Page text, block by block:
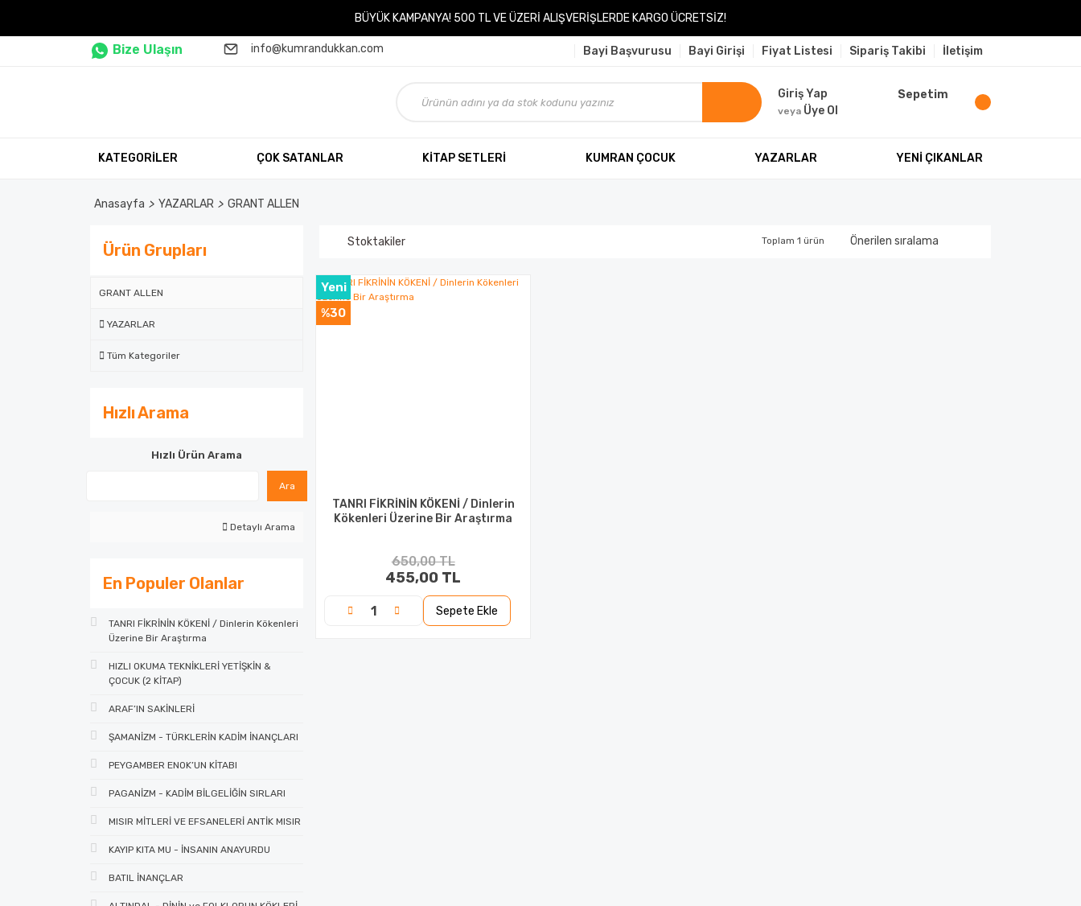
BÜYÜK KAMPANYA! 500 TL VE ÜZERİ ALIŞVERİŞLERDE KARGO ÜCRETSİZ!
Bize Ulaşın info@kumrandukkan.com Bayi Başvurusu Bayi Girişi Fiyat Listesi Sipariş Takibi İletişim
Giriş Yap
veya Üye Ol
Sepetim
KATEGORİLER ÇOK SATANLAR KİTAP SETLERİ KUMRAN ÇOCUK YAZARLAR YENİ ÇIKANLAR
Anasayfa YAZARLAR GRANT ALLEN
Ürün Grupları
GRANT ALLEN
YAZARLAR
Tüm Kategoriler
Hızlı Arama
Hızlı Ürün Arama
Ara
Detaylı Arama
En Populer Olanlar
TANRI FİKRİNİN KÖKENİ / Dinlerin Kökenleri
Üzerine Bir Araştırma
HIZLI OKUMA TEKNİKLERİ YETİŞKİN &
ÇOCUK (2 KİTAP)
ARAF’IN SAKİNLERİ
ŞAMANİZM - TÜRKLERİN KADİM İNANÇLARI
PEYGAMBER ENOK’UN KİTABI
PAGANİZM - KADİM BİLGELİĞİN SIRLARI
MISIR MİTLERİ VE EFSANELERİ ANTİK MISIR
KAYIP KITA MU - İNSANIN ANAYURDU
BATIL İNANÇLAR
Stoktakiler Toplam 1 ürün
%30
Yeni
TANRI FİKRİNİN KÖKENİ / Dinlerin
Kökenleri Üzerine Bir Araştırma
650,00 TL
455,00 TL
Sepete Ekle